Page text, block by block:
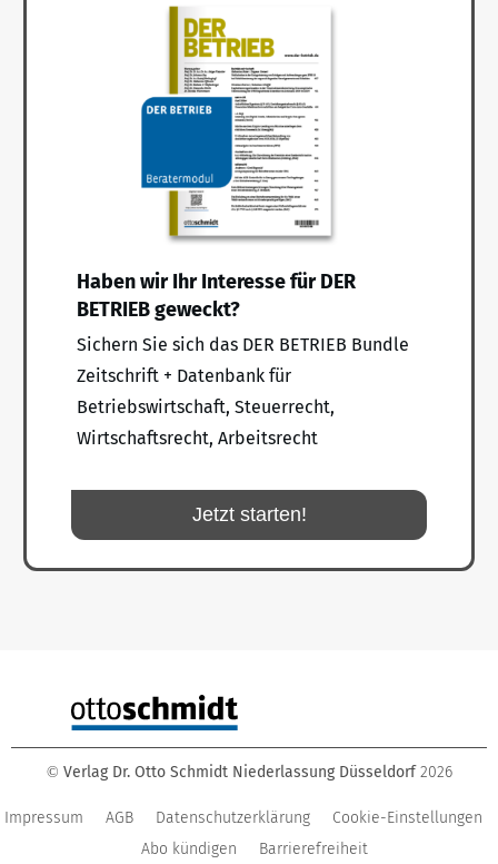
Haben wir Ihr Interesse für DER
BETRIEB geweckt?
Sichern Sie sich das DER BETRIEB Bundle
Zeitschrift + Datenbank für
Betriebswirtschaft, Steuerrecht,
Wirtschaftsrecht, Arbeitsrecht
Jetzt starten!
© Verlag Dr. Otto Schmidt Niederlassung Düsseldorf 2026
Impressum AGB Datenschutzerklärung
Cookie-Einstellungen
Abo kündigen
Barrierefreiheit